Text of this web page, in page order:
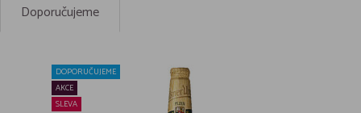
Doporučujeme
DOPORUČUJEME
AKCE
SLEVA